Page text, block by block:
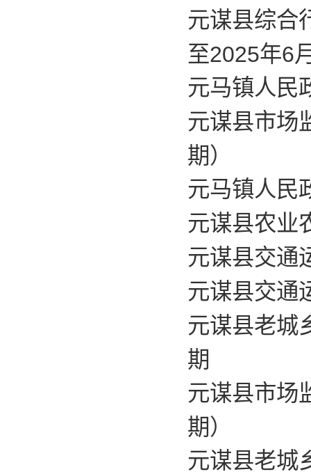
元谋县综合
至2025年6
元马镇人民
元谋县市场
期）
元马镇人民
元谋县农业
元谋县交通
元谋县交通
元谋县老城
期
元谋县市场
期）
元谋县老城